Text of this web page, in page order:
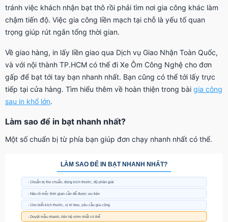
tránh việc khách nhận bạt thô rồi phải tìm nơi gia công khác làm
chậm tiến độ. Việc gia công liền mạch tại chỗ là yếu tố quan
trọng giúp rút ngắn tổng thời gian.
Về giao hàng, in lấy liền giao qua Dịch vụ Giao Nhận Toàn Quốc,
và với nội thành TP.HCM có thể đi Xe Ôm Công Nghệ cho đơn
gấp để bạt tới tay bạn nhanh nhất. Bạn cũng có thể tới lấy trực
tiếp tại cửa hàng. Tìm hiểu thêm về hoàn thiện trong bài gia công
sau in khổ lớn.
Làm sao để in bạt nhanh nhất?
Một số chuẩn bị từ phía bạn giúp đơn chạy nhanh nhất có thể.